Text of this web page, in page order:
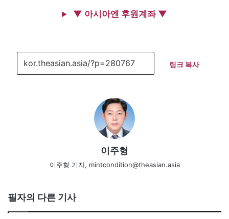
▼ 아시아엔 후원계좌 ▼
링크 복사
이주형
이주형 기자, mintcondition@theasian.asia
필자의 다른 기사